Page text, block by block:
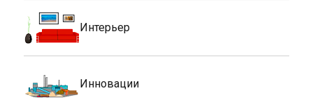
Интерьер
Инновации